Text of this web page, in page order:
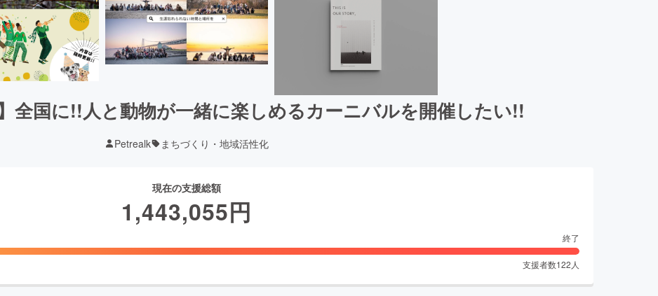
全国に!!人と動物が一緒に楽しめるカーニバルを開催したい!!
Petrealk まちづくり・地域活性化
現在の支援総額
1,443,055円
終了
支援者数122 人